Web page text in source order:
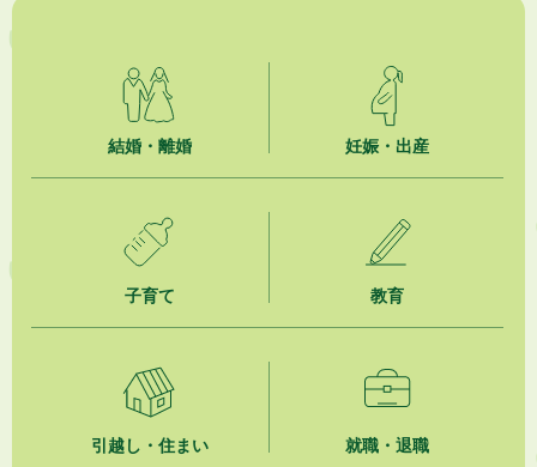
「お茶を知る・体験する講座」を開催します
2026年8月5日
掛川市広告入り窓口封筒無償提供者募集
市民の勇気ある応急手当に感謝状を贈呈しました
2026年8月4日
結婚・離婚 妊娠・出産
子育て 教育
引越し・住まい 就職・退職